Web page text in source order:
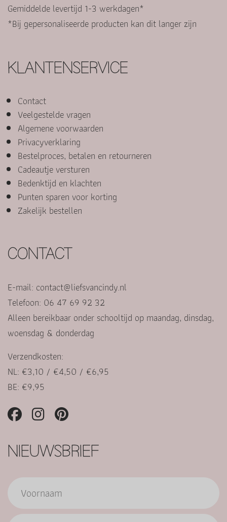
Gemiddelde levertijd 1-3 werkdagen*
*Bij gepersonaliseerde producten kan dit langer zijn
KLANTENSERVICE
Contact
Veelgestelde vragen
Algemene voorwaarden
Privacyverklaring
Bestelproces, betalen en retourneren
Cadeautje versturen
Bedenktijd en klachten
Punten sparen voor korting
Zakelijk bestellen
CONTACT
E-mail: contact@liefsvancindy.nl
Telefoon: 06 47 69 92 32
Alleen bereikbaar onder schooltijd op maandag, dinsdag,
woensdag & donderdag
Verzendkosten:
NL: €3,10 / €4,50 / €6,95
BE: €9,95
NIEUWSBRIEF